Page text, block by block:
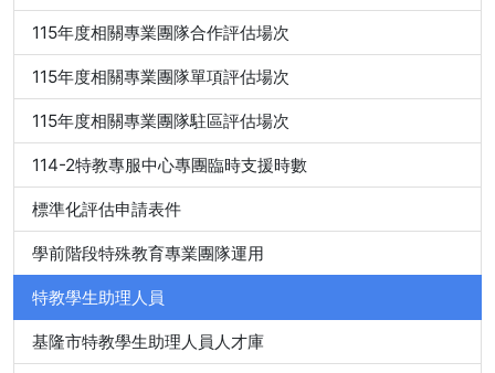
115年度相關專業團隊合作評估場次
115年度相關專業團隊單項評估場次
115年度相關專業團隊駐區評估場次
114-2特教專服中心專團臨時支援時數
標準化評估申請表件
學前階段特殊教育專業團隊運用
特教學生助理人員
基隆市特教學生助理人員人才庫